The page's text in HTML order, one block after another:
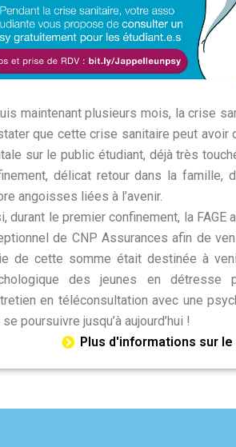
maintenant plusieurs mois, la crise
que cette crise sanitaire peut avoir
sur le public étudiant, déjà très
délicat retour dans la famille,
angoisses liées à l’avenir.
durant le premier confinement, la FAGE
de CNP Assurances afin de
de cette somme était destinée à
des jeunes en détresse
en téléconsultation avec une
se poursuivre jusqu’à aujourd’hui !
Plus d'informations sur le